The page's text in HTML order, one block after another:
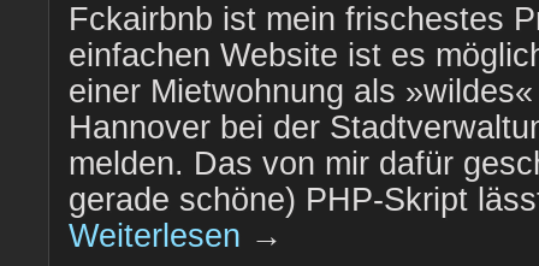
Fckairbnb ist mein frischestes
einfachen Website ist es
einer Mietwohnung als
Hannover bei der
melden. Das von mir dafür
gerade schöne) PHP-Skript
Weiterlesen →